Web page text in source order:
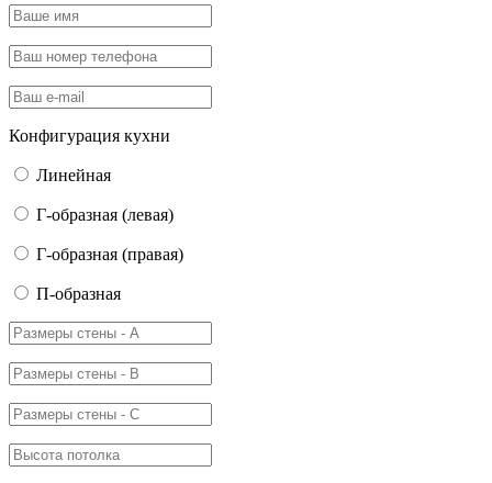
Конфигурация кухни
Линейная
Г-образная (левая)
Г-образная (правая)
П-образная